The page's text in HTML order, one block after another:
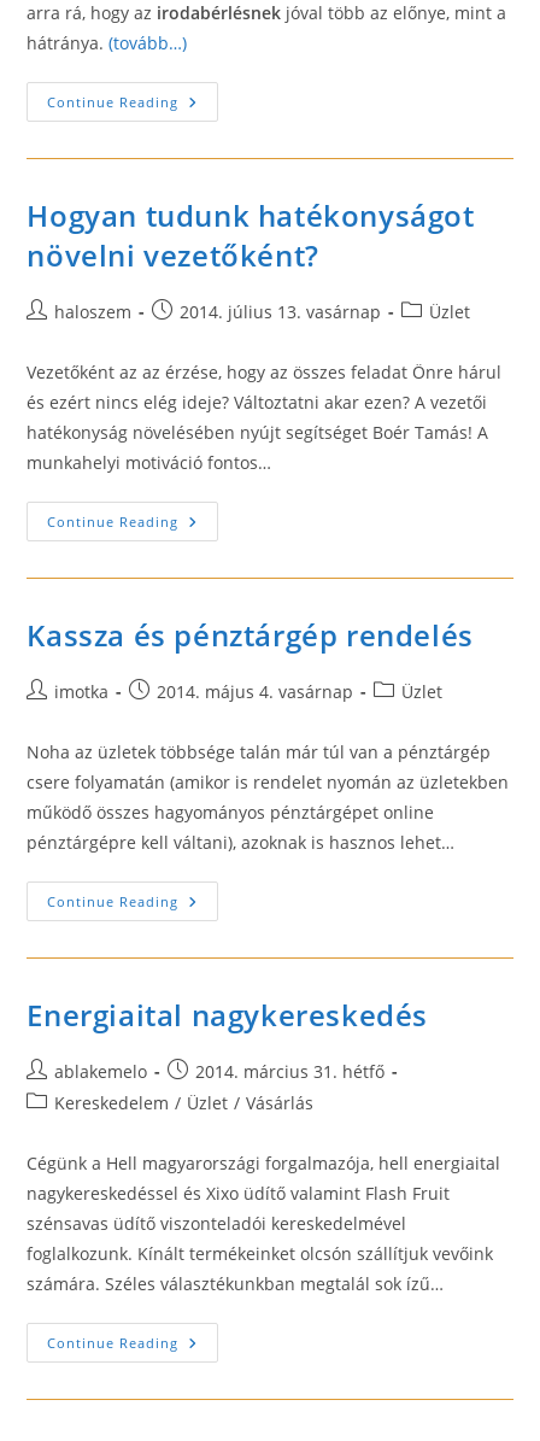
arra rá, hogy az irodabérlésnek jóval több az előnye, mint a
hátránya.(tovább…)
Continue Reading Miért
Béreljen
Hogyan tudunk hatékonyságot
növelni vezetőként?
Posthaloszem
Post2014. július 13. vasárnap
PostÜzlet
Vezetőként az az érzése, hogy az összes feladat Önre hárul
és ezért nincs elég ideje? Változtatni akar ezen? A vezetői
hatékonyság növelésében nyújt segítséget Boér Tamás! A
munkahelyi motiváció fontos…
Continue Reading Hogyan
Tudunk
Növelni
Kassza és pénztárgép rendelés
Postimotka
Post2014. május 4. vasárnap
PostÜzlet
Noha az üzletek többsége talán már túl van a pénztárgép
csere folyamatán (amikor is rendelet nyomán az üzletekben
működő összes hagyományos pénztárgépet online
pénztárgépre kell váltani), azoknak is hasznos lehet…
Continue Reading Kassza
És
Rendelés
Energiaital nagykereskedés
Post
author:
ablakemelo
Post
published:
2014. március 31. hétfő
PostKereskedelem / Üzlet / Vásárlás
Cégünk a Hell magyarországi forgalmazója, hell energiaital
nagykereskedéssel és Xixo üdítő valamint Flash Fruit
szénsavas üdítő viszonteladói kereskedelmével
foglalkozunk. Kínált termékeinket olcsón szállítjuk vevőink
számára. Széles választékunkban megtalál sok ízű…
Continue Reading Energiaital
Nagykereskedés